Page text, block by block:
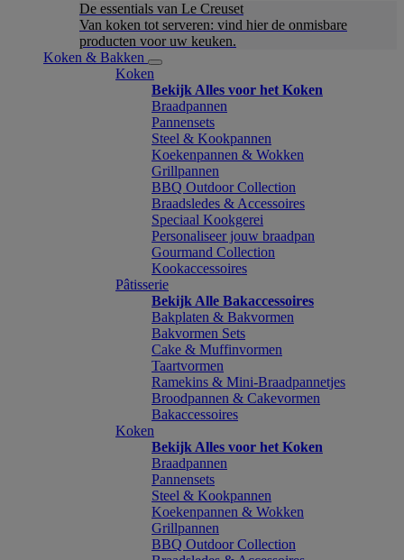
De essentials van Le Creuset
Van koken tot serveren: vind hier de onmisbare
producten voor uw keuken.
Koken & Bakken
Koken
Bekijk Alles voor het Koken
Braadpannen
Pannensets
Steel & Kookpannen
Koekenpannen & Wokken
Grillpannen
BBQ Outdoor Collection
Braadsledes & Accessoires
Speciaal Kookgerei
Personaliseer jouw braadpan
Gourmand Collection
Kookaccessoires
Pâtisserie
Bekijk Alle Bakaccessoires
Bakplaten & Bakvormen
Bakvormen Sets
Cake & Muffinvormen
Taartvormen
Ramekins & Mini-Braadpannetjes
Broodpannen & Cakevormen
Bakaccessoires
Koken
Bekijk Alles voor het Koken
Braadpannen
Pannensets
Steel & Kookpannen
Koekenpannen & Wokken
Grillpannen
BBQ Outdoor Collection